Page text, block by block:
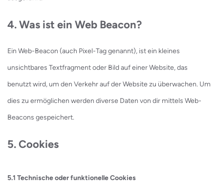
4. Was ist ein Web Beacon?
Ein Web-Beacon (auch Pixel-Tag genannt), ist ein kleines
unsichtbares Textfragment oder Bild auf einer Website, das
benutzt wird, um den Verkehr auf der Website zu überwachen. Um
dies zu ermöglichen werden diverse Daten von dir mittels Web-
Beacons gespeichert.
5. Cookies
5.1 Technische oder funktionelle Cookies